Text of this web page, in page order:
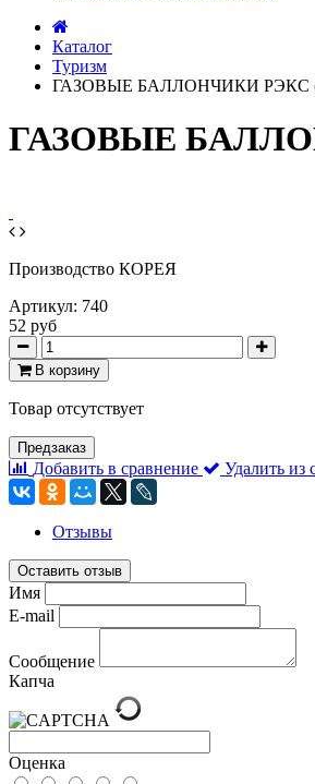
Каталог
Туризм
ГАЗОВЫЕ БАЛЛОНЧИКИ РЭКС
ГАЗОВЫЕ
Производство КОРЕЯ
Артикул: 740
52 руб
В корзину
Товар отсутствует
Предзаказ
Добавить в сравнение Удалить из
Отзывы
Оставить отзыв
Имя
E-mail
Сообщение
Капча
Оценка